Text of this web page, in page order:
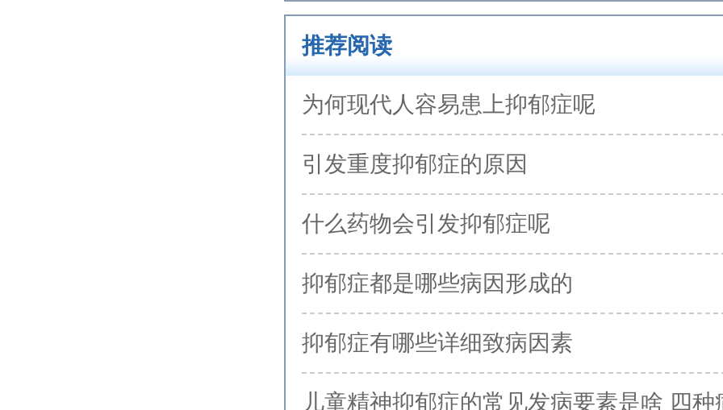
推荐阅读
为何现代人容易患上抑郁症呢
引发重度抑郁症的原因
什么药物会引发抑郁症呢
抑郁症都是哪些病因形成的
抑郁症有哪些详细致病因素
儿童精神抑郁症的常见发病要素是啥 四种